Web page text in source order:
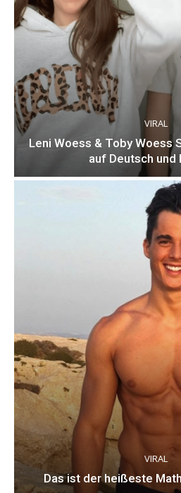
VIRAL
Leni Woess & Toby Woess
auf Deutsch und
VIRAL
Das ist der heißeste